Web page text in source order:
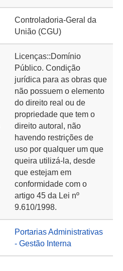
Controladoria-Geral da
União (CGU)
Licenças::Domínio
Público. Condição
jurídica para as obras que
não possuem o elemento
do direito real ou de
propriedade que tem o
direito autoral, não
havendo restrições de
uso por qualquer um que
queira utilizá-la, desde
que estejam em
conformidade com o
artigo 45 da Lei nº
9.610/1998.
Portarias Administrativas
- Gestão Interna